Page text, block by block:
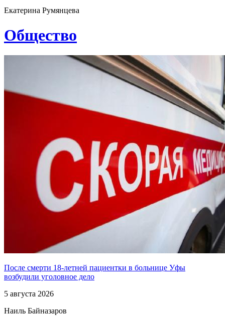
Екатерина Румянцева
Общество
После смерти 18-летней пациентки в больнице Уфы
возбудили уголовное дело
5 августа 2026
Наиль Байназаров